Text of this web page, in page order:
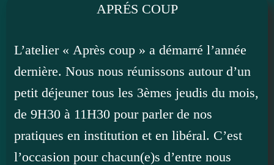
APRÉS COUP
L’atelier « Après coup » a démarré l’année
dernière. Nous nous réunissons autour d’un
petit déjeuner tous les 3èmes jeudis du mois,
de 9H30 à 11H30 pour parler de nos
pratiques en institution et en libéral. C’est
l’occasion pour chacun(e)s d’entre nous